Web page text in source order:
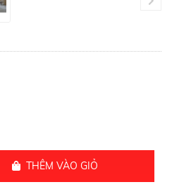
THÊM VÀO GIỎ